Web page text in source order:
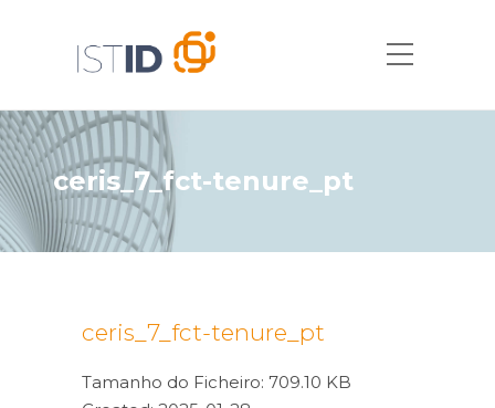
ceris_7_fct-tenure_pt
ceris_7_fct-tenure_pt
Tamanho do Ficheiro: 709.10 KB